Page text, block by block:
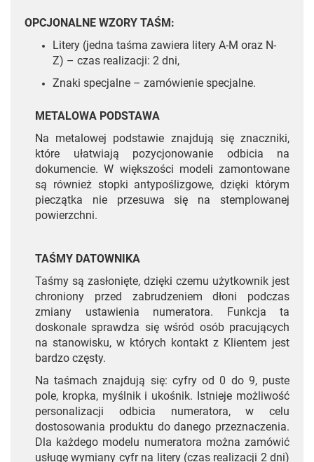
OPCJONALNE WZORY TAŚM:
Litery (jedna taśma zawiera litery A-M oraz N-
Z) – czas realizacji: 2 dni,
Znaki specjalne – zamówienie specjalne.
METALOWA PODSTAWA
Na metalowej podstawie znajdują się znaczniki,
które ułatwiają pozycjonowanie odbicia na
dokumencie. W większości modeli zamontowane
są również stopki antypoślizgowe, dzięki którym
pieczątka nie przesuwa się na stemplowanej
powierzchni.
TAŚMY DATOWNIKA
Taśmy są zasłonięte, dzięki czemu użytkownik jest
chroniony przed zabrudzeniem dłoni podczas
zmiany ustawienia numeratora. Funkcja ta
doskonale sprawdza się wśród osób pracujących
na stanowisku, w których kontakt z Klientem jest
bardzo częsty.
Na taśmach znajdują się: cyfry od 0 do 9, puste
pole, kropka, myślnik i ukośnik. Istnieje możliwość
personalizacji odbicia numeratora, w celu
dostosowania produktu do danego przeznaczenia.
Dla każdego modelu numeratora można zamówić
usługę wymiany cyfr na litery (czas realizacji 2 dni)